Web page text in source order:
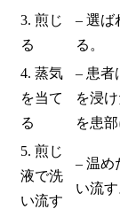
3. 煎じ
る
– 選ば
る。
4. 蒸気
を当て
る
– 患者
を浸
を患部
5. 煎じ
液で洗
い流す
– 温め
い流す